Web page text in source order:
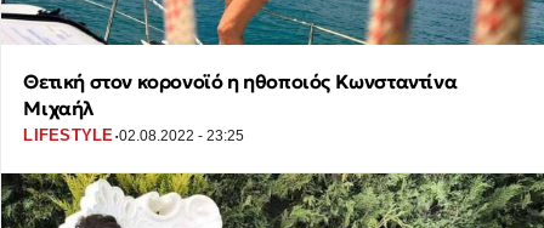
Θετική στον κορονοϊό η ηθοποιός Κωνσταντίνα
Μιχαήλ
LIFESTYLE·02.08.2022 - 23:25